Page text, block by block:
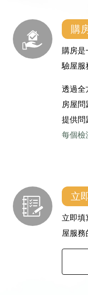
購
購房是
驗屋服
透過全
房屋
提供問
每個檢
立
立即填
屋服務